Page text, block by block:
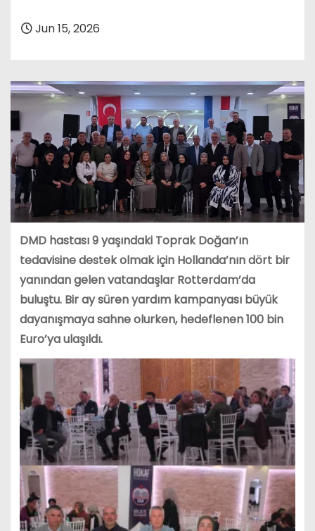
Jun 15, 2026
DMD hastası 9 yaşındaki Toprak Doğan’ın
tedavisine destek olmak için Hollanda’nın dört bir
yanından gelen vatandaşlar Rotterdam’da
buluştu. Bir ay süren yardım kampanyası büyük
dayanışmaya sahne olurken, hedeflenen 100 bin
Euro’ya ulaşıldı.